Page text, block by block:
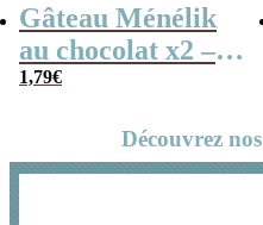
Gâteau Ménélik
au chocolat x2 –
Gaufrette
1,79€
Découvrez